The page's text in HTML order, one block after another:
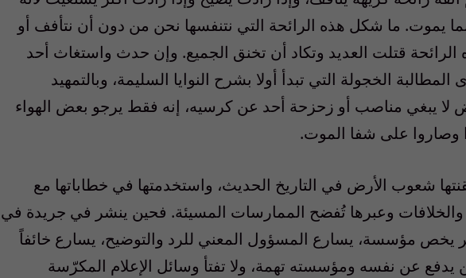
يموت. ما شكل هذه الرائحة التي نتنفسها نحن من دون أن نتأفف أو
قتلت العديد وتكاد أن تخنق الجميع. وإن حدث واستغاث أحد
الخجولة التي تبدأ أولا بشرح النوايا السليمة، وبالتمهيد
لا يبغي مناصب أو زحزحة أحد عن كرسيه، إنه فقط يرجو بعض الهواء
وصاروا على شفا الموت.
شعوب الأرض في التاريخ الحديث، واستخدمتها في خطاباتها مع
وعبرها تُفضح الممارسات المسيئة. فحين ينشر في جريدة في
يخص مؤسسة، يسارع المسؤول المعني للرد والتوضيح، يسارع خائفاً
عن نفسه ومؤسسته تهمة، ولا تفتأ وسائل الإعلام المكرّسة